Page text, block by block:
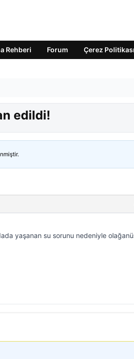
Rehberi Forum Çerez Politikası
edildi!
yaşanan su sorunu nedeniyle